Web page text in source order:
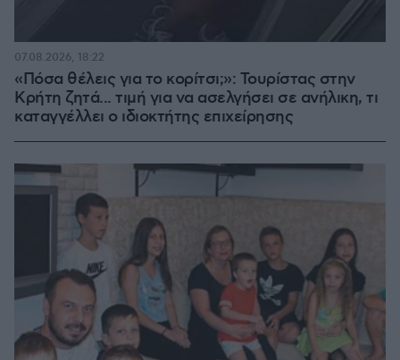
«Πόσα θέλεις για το κορίτσι;»: Τουρίστας στην
Κρήτη ζητά... τιμή για να ασελγήσει σε ανήλικη, τι
καταγγέλλει ο ιδιοκτήτης επιχείρησης
07.08.2026, 18:22